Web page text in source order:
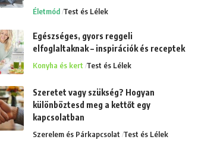
Életmód Test és Lélek
Egészséges, gyors reggeli
elfoglaltaknak – inspirációk és receptek
Konyha és kert Test és Lélek
Szeretet vagy szükség? Hogyan
különböztesd meg a kettőt egy
kapcsolatban
Szerelem és Párkapcsolat Test és Lélek